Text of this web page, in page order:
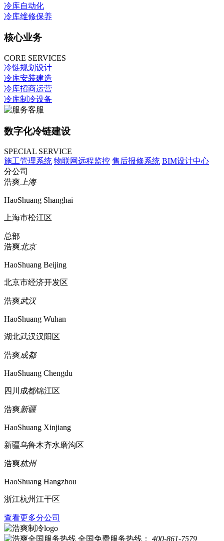
冷库自动化
冷库维修保养
核心业务
CORE SERVICES
冷链规划设计
冷库安装建造
冷库招商运营
冷库制冷设备
数字化冷链建设
SPECIAL SERVICE
施工管理系统 物联网远程监控 售后报修系统 BIM设计中心
分公司
浩爽上海
HaoShuang Shanghai
上海市松江区
总部
浩爽北京
HaoShuang Beijing
北京市经济开发区
浩爽武汉
HaoShuang Wuhan
湖北武汉汉阳区
浩爽成都
HaoShuang Chengdu
四川成都锦江区
浩爽新疆
HaoShuang Xinjiang
新疆乌鲁木齐水磨沟区
浩爽杭州
HaoShuang Hangzhou
浙江杭州江干区
查看更多分公司
全国免费服务热线： 400-861-7579